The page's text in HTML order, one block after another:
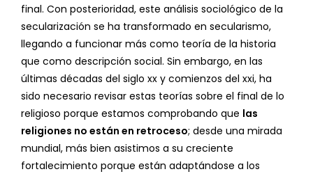
final. Con posterioridad, este análisis sociológico de la
secularización se ha transformado en secularismo,
llegando a funcionar más como teoría de la historia
que como descripción social. Sin embargo, en las
últimas décadas del siglo xx y comienzos del xxi, ha
sido necesario revisar estas teorías sobre el final de lo
religioso porque estamos comprobando que las
religiones no están en retroceso; desde una mirada
mundial, más bien asistimos a su creciente
fortalecimiento porque están adaptándose a los